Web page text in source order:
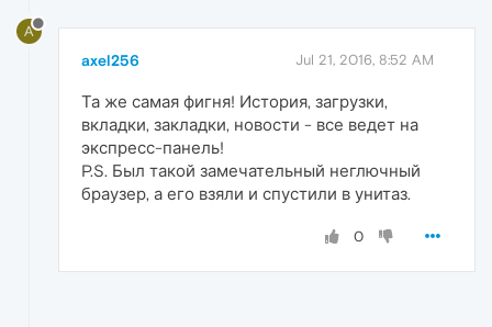
A
axel256 Jul 21, 2016, 8:52 AM
Та же самая фигня! История, загрузки,
вкладки, закладки, новости - все ведет на
экспресс-панель!
P.S. Был такой замечательный неглючный
браузер, а его взяли и спустили в унитаз.
0